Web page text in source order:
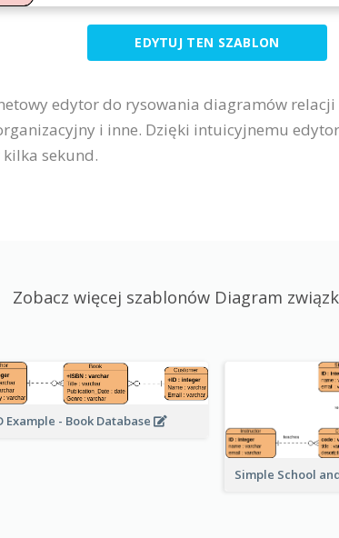
EDYTUJ TEN SZABLON
edytor do rysowania diagramów
i inne. Dzięki intuicyjnemu
sekund.
Zobacz więcej szablonów Diagram
Example - Book Database
Simple School